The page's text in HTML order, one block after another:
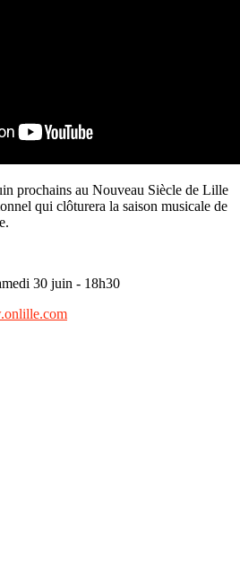
prochains au Nouveau Siècle de Lille
qui clôturera la saison musicale de
30 juin - 18h30